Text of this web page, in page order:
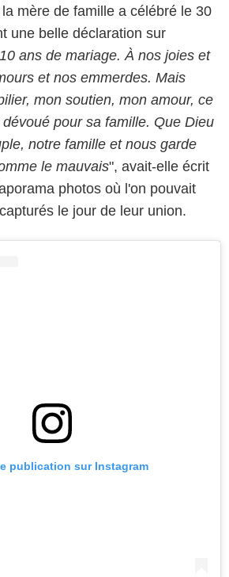
mère de famille a célébré le 30
une belle déclaration sur
ans de mariage. À nos joies et
et nos emmerdes. Mais
mon soutien, mon amour, ce
pour sa famille. Que Dieu
notre famille et nous garde
le mauvais", avait-elle écrit
photos où l'on pouvait
le jour de leur union.
publication sur Instagram